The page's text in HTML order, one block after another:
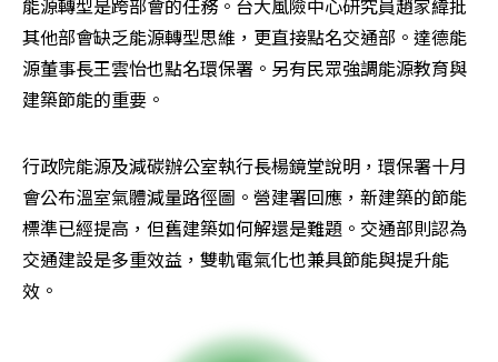
能源轉型是跨部會的任務。台大風險中心研究員趙家緯批
其他部會缺乏能源轉型思維，更直接點名交通部。達德能
源董事長王雲怡也點名環保署。另有民眾強調能源教育與
建築節能的重要。
行政院能源及減碳辦公室執行長楊鏡堂說明，環保署十月
會公布溫室氣體減量路徑圖。營建署回應，新建築的節能
標準已經提高，但舊建築如何解還是難題。交通部則認為
交通建設是多重效益，雙軌電氣化也兼具節能與提升能
效。